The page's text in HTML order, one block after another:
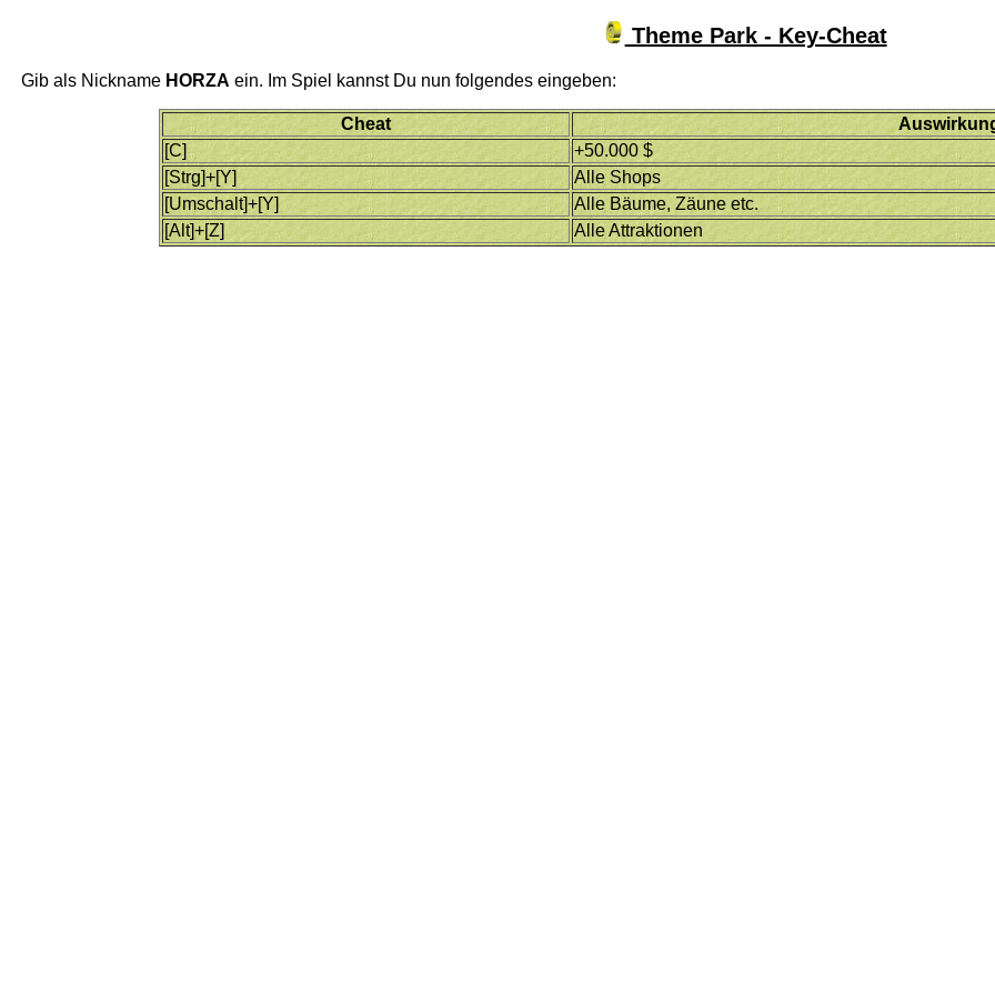
Theme Park - Key-Cheat
Gib als Nickname HORZA ein. Im Spiel kannst Du nun folgendes eingeben:
Cheat
[C]
+50.000 $
[Strg]+[Y]
Alle Shops
[Umschalt]+[Y]
Alle Bäume, Zäune etc.
[Alt]+[Z]
Alle Attraktionen